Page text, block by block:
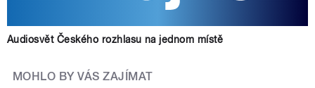
Audiosvět Českého rozhlasu na jednom místě
MOHLO BY VÁS ZAJÍMAT